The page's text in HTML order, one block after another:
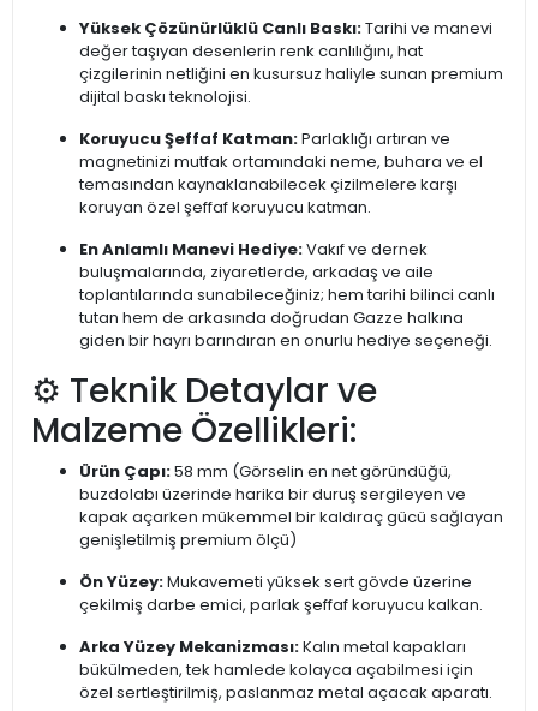
Yüksek Çözünürlüklü Canlı Baskı:Tarihi ve manevi
değer taşıyan desenlerin renk canlılığını, hat
çizgilerinin netliğini en kusursuz haliyle sunan premium
dijital baskı teknolojisi.
Koruyucu Şeffaf Katman:Parlaklığı artıran ve
magnetinizi mutfak ortamındaki neme, buhara ve el
temasından kaynaklanabilecek çizilmelere karşı
koruyan özel şeffaf koruyucu katman.
En Anlamlı Manevi Hediye:Vakıf ve dernek
buluşmalarında, ziyaretlerde, arkadaş ve aile
toplantılarında sunabileceğiniz; hem tarihi bilinci canlı
tutan hem de arkasında doğrudan Gazze halkına
giden bir hayrı barındıran en onurlu hediye seçeneği.
⚙️ Teknik Detaylar ve
Malzeme Özellikleri:
Ürün Çapı:58 mm (Görselin en net göründüğü,
buzdolabı üzerinde harika bir duruş sergileyen ve
kapak açarken mükemmel bir kaldıraç gücü sağlayan
genişletilmiş premium ölçü)
Ön Yüzey:Mukavemeti yüksek sert gövde üzerine
çekilmiş darbe emici, parlak şeffaf koruyucu kalkan.
Arka Yüzey Mekanizması:Kalın metal kapakları
bükülmeden, tek hamlede kolayca açabilmesi için
özel sertleştirilmiş, paslanmaz metal açacak aparatı.